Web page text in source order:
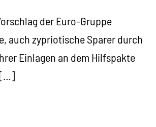
der Euro-Gruppe
auch zypriotische Sparer durch
Einlagen an dem Hilfspakte
[…]